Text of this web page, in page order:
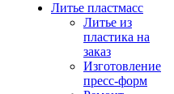
Литье пластмасс
Литье из
пластика на
заказ
Изготовление
пресс-форм